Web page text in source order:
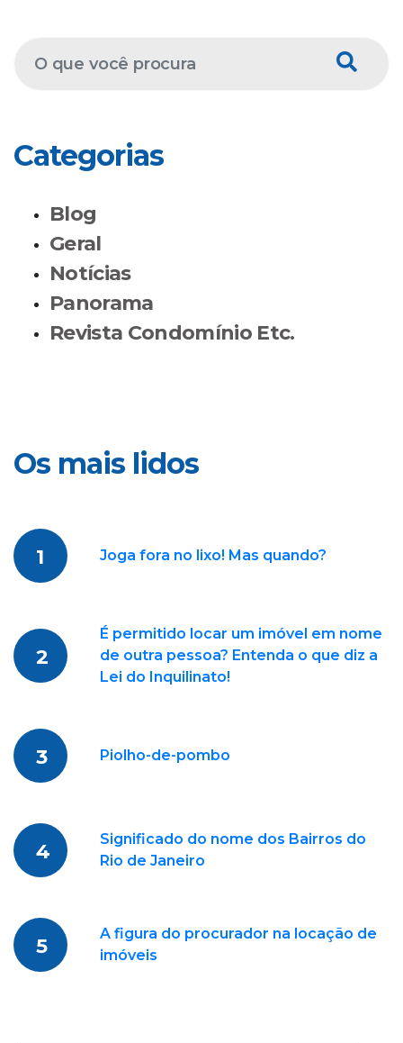
Categorias
Blog
Geral
Notícias
Panorama
Revista Condomínio Etc.
Os mais lidos
1 Joga fora no lixo! Mas quando?
2
É permitido locar um imóvel em nome
de outra pessoa? Entenda o que diz a
Lei do Inquilinato!
3 Piolho-de-pombo
4
Significado do nome dos Bairros do
Rio de Janeiro
5
A figura do procurador na locação de
imóveis